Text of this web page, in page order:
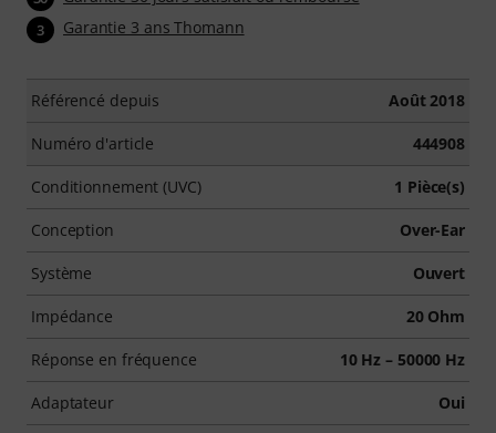
3 Garantie 3 ans Thomann
Référencé depuis Août 2018
Numéro d'article 444908
Conditionnement (UVC) 1 Pièce(s)
Conception Over-Ear
Système Ouvert
Impédance 20 Ohm
Réponse en fréquence 10 Hz – 50000 Hz
Adaptateur Oui